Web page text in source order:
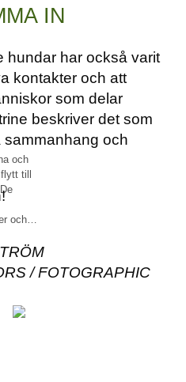
och
till
och…
IN
hundar har också varit
kontakter och att
som delar
beskriver det som
sammanhang och
/ FOTOGRAPHIC